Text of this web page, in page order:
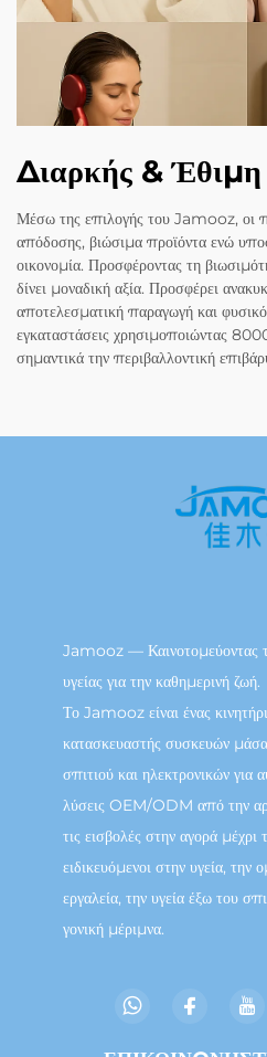
Διαρκής &
Μέσω της επιλογής του Jamooz, οι
απόδοσης, βιώσιμα προϊόντα ενώ
οικονομία. Προσφέροντας τη
δίνει μοναδική αξία. Προσφέρει
αποτελεσματική παραγωγή και
εγκαταστάσεις χρησιμοποιώντας
σημαντικά την περιβαλλοντική
Jamooz — Καινοτομεύοντας
υγείας για την καθημερινή ζωή.
Το Jamooz είναι ένας
κατασκευαστής συσκευών
σπιτιού και ηλεκτρονικών για
λύσεις OEM/ODM από την
τις εισβολές στην αγορά
ειδικευόμενοι στην υγεία, την
εργαλεία, την υγεία έξω του
γονική μέριμνα.